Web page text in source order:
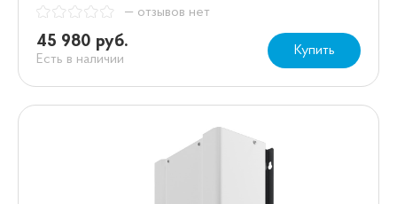
— отзывов нет
45 980 руб.
Есть в наличии
Купить